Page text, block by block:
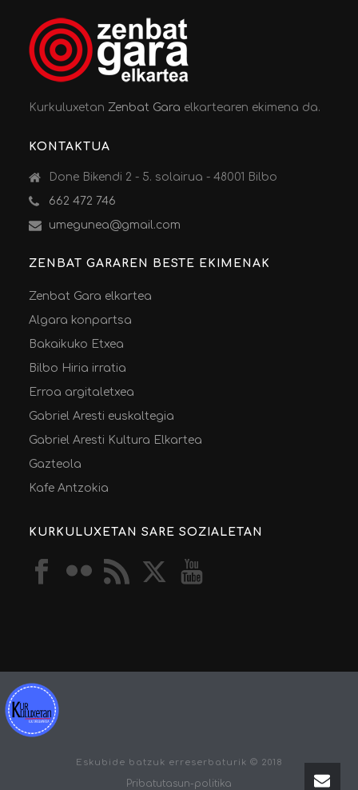
KurkuluxetanZenbat Gara elkartearen ekimena da.
KONTAKTUA
Done Bikendi 2 - 5. solairua - 48001 Bilbo
662 472 746
umegunea@gmail.com
ZENBAT GARAREN BESTE EKIMENAK
Zenbat Gara elkartea
Algara konpartsa
Bakaikuko Etxea
Bilbo Hiria irratia
Erroa argitaletxea
Gabriel Aresti euskaltegia
Gabriel Aresti Kultura Elkartea
Gazteola
Kafe Antzokia
KURKULUXETAN SARE SOZIALETAN
Eskubide batzuk erreserbaturik © 2018
Pribatutasun-politika